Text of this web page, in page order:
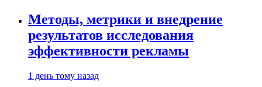
Методы, метрики и внедрение
результатов исследования
эффективности рекламы
1 день тому назад